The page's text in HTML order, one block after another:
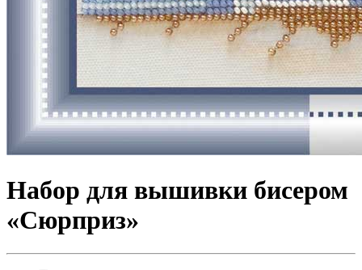
Набор для вышивки бисером
«Сюрприз»